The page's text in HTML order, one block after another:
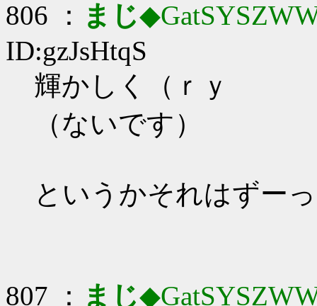
806 ： まじ
ID:gzJsHtqS
輝かしく（ｒｙ
（ないです）
というかそれはずー
807 ： まじ